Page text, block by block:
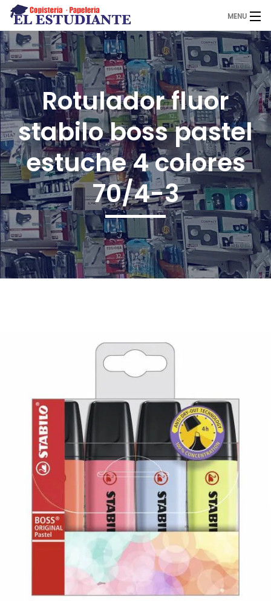
MENU
El Estudiante
Copistería
Papelería
Servicios
Novedades
¡Imprimir!
Rotulador fluor
stabilo boss pastel
estuche 4 colores
70/4-3